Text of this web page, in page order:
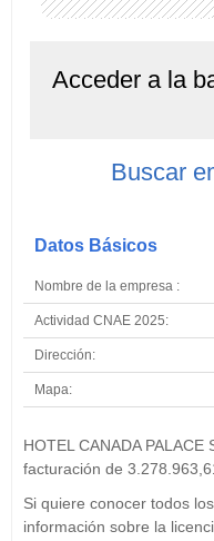
Acceder a la
Buscar
Datos Básicos
Nombre de la empresa :
Actividad CNAE 2025:
Dirección:
Mapa:
HOTEL CANADA
facturación de
Si quiere conocer todos
información sobre la